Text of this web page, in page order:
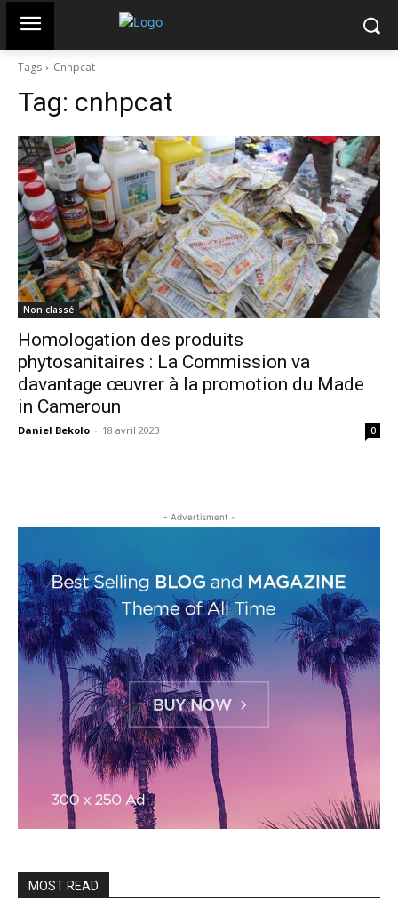
Tags Cnhpcat
Tag: cnhpcat
Non classé
Homologation des produits
phytosanitaires : La Commission va
davantage œuvrer à la promotion du Made
in Cameroun
Daniel Bekolo - 18 avril 2023 0
- Advertisment -
MOST READ